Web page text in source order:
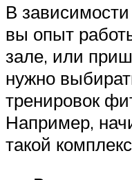
В
вы опыт
зале, или
нужно
тренировок
Например,
такой